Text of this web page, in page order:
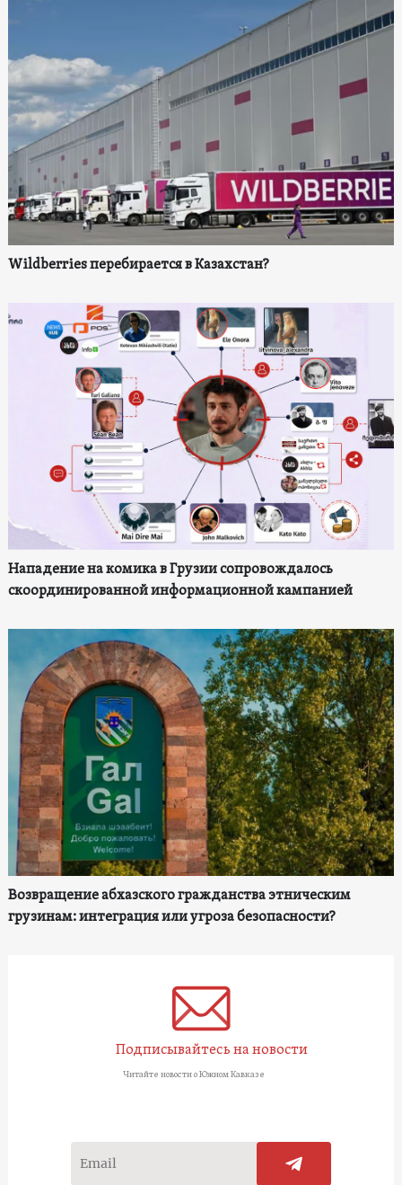
Wildberries перебирается в Казахстан?
Нападение на комика в Грузии сопровождалось
скоординированной информационной кампанией
Возвращение абхазского гражданства этническим
грузинам: интеграция или угроза безопасности?
Подписывайтесь на новости
Читайте новости о Южном Кавказе